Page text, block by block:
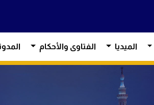
الميديا الفتاوى والأحكام